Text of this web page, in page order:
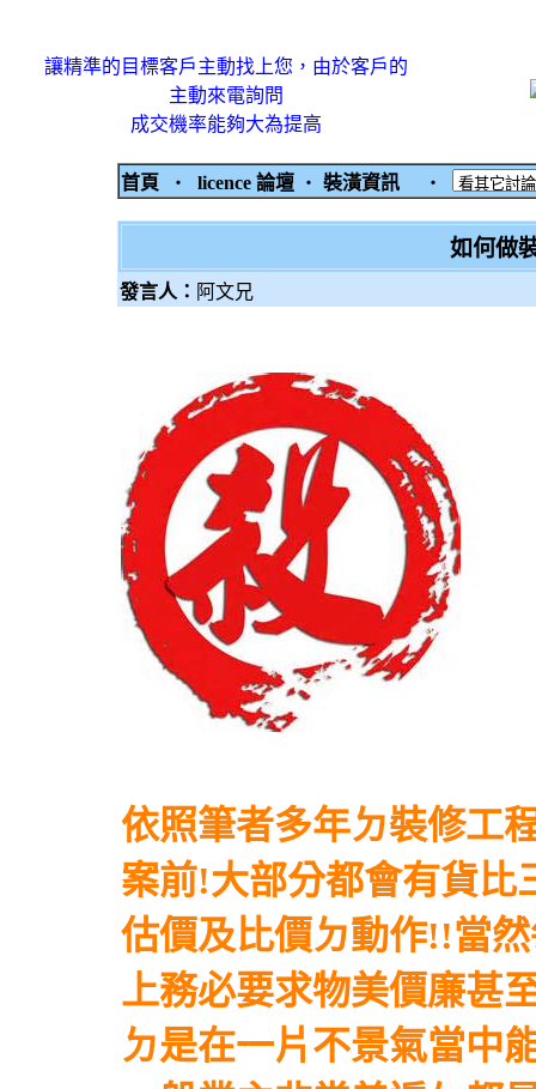
讓精準的目標客戶主動找上您，由於客戶的
主動來電詢問
成交機率能夠大為提高
首頁 ‧ licence 論壇 ‧ 裝潢資訊 ‧
如何做
發言人： 阿文兄
依照筆者多年ㄉ裝修工
案前!大部分都會有貨比
估價及比價ㄉ動作!!當
上務必要求物美價廉甚
ㄉ是在一片不景氣當中